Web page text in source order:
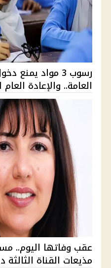
رسوب 3 مواد يمنع
العامة.. والإعادة
عقب وفاتها اليوم..
مذيعات القناة الثالثة